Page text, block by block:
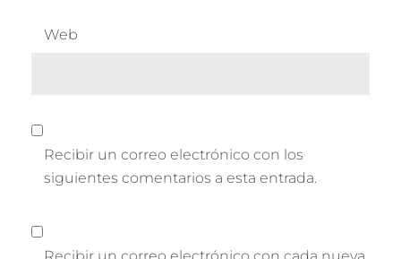
Web
Recibir un correo electrónico con los
siguientes comentarios a esta entrada.